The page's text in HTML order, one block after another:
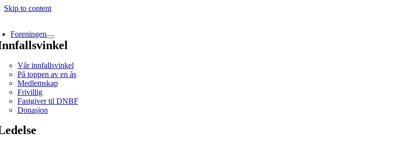
Skip to content
Foreningen
Vår innfallsvinkel
På toppen av en ås
Medlemskap
Frivillig
Fastgiver til DNBF
Donasjon